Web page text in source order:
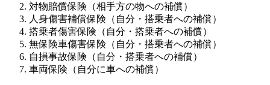
対物賠償保険（相手方の物への補償）
人身傷害補償保険（自分・搭乗者への補償）
搭乗者傷害保険（自分・搭乗者への補償）
無保険車傷害保険（自分・搭乗者への補償）
自損事故保険（自分・搭乗者への補償）
車両保険（自分に車への補償）